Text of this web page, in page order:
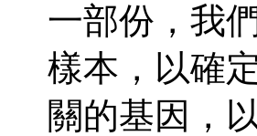
一部份，我
樣本，以確
關的基因，